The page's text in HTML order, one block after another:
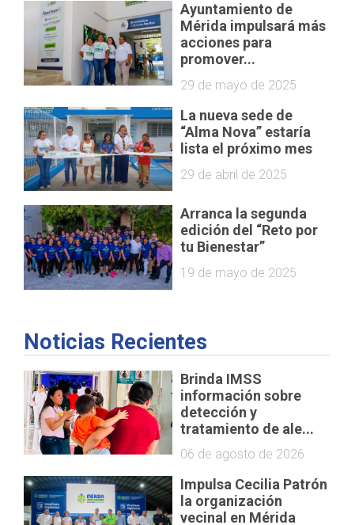
Ayuntamiento de
Mérida impulsará más
acciones para
promover...
29 de mayo de 2025
La nueva sede de
“Alma Nova” estaría
lista el próximo mes
29 de abril de 2025
Arranca la segunda
edición del “Reto por
tu Bienestar”
19 de mayo de 2025
Noticias Recientes
Brinda IMSS
información sobre
detección y
tratamiento de ale...
06 de agosto de 2026
Impulsa Cecilia Patrón
la organización
vecinal en Mérida